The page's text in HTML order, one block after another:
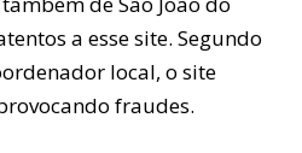
a esse site. Segundo
local, o site
fraudes.